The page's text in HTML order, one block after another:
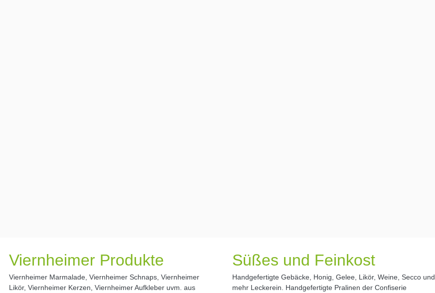
Viernheimer Produkte
Viernheimer Marmalade, Viernheimer Schnaps, Viernheimer
Likör, Viernheimer Kerzen, Viernheimer Aufkleber uvm. aus
Süßes und Feinkost
Handgefertigte Gebäcke, Honig, Gelee, Likör, Weine, Secco und
mehr Leckerein. Handgefertigte Pralinen der Confiserie